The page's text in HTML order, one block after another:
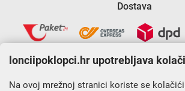
Dostava
lonciipoklopci.hr upotrebljava
Na ovoj mrežnoj stranici koriste se